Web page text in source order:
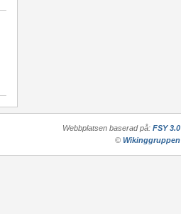
Webbplatsen baserad på: FSY 3.0
© Wikinggruppen